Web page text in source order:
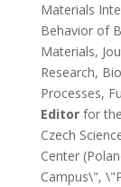
Materials
Behavior of
Materials,
Research,
Processes,
Editorfor
Czech
Center
Campus\",